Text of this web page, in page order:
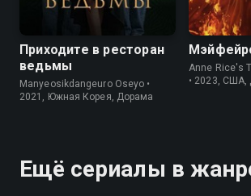
7.8 7.3
Приходите в ресторан
ведьмы
Manyeosikdangeuro Oseyo •
2021, Южная Корея, Дорама
7.2 6.2
Anne Rice's
• 2023, США,
Ещё сериалы в